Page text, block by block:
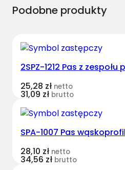
H
Podobne produkty
2SPZ-1212 Pas z
25,28 zł netto
31,09 zł brutto
SPA-1007 Pas
28,10 zł netto
34,56 zł brutto